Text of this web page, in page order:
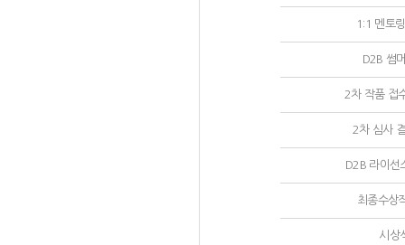
1:1 멘토
D2B 썸
2차 작품 접
2차 심사
D2B 라이선
최종수상
시상